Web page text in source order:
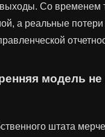
выходы. Со временем
а реальные
модель не
штата